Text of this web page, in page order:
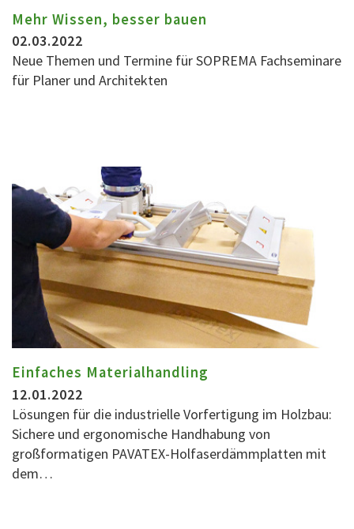
Mehr Wissen, besser bauen
02.03.2022
Neue Themen und Termine für SOPREMA Fachseminare
für Planer und Architekten
Einfaches Materialhandling
12.01.2022
Lösungen für die industrielle Vorfertigung im Holzbau:
Sichere und ergonomische Handhabung von
großformatigen PAVATEX-Holfaserdämmplatten mit
dem…